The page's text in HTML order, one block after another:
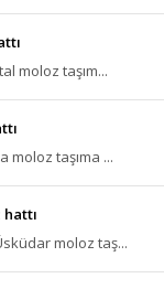
moloz taşım...
moloz taşıma ...
moloz taş...